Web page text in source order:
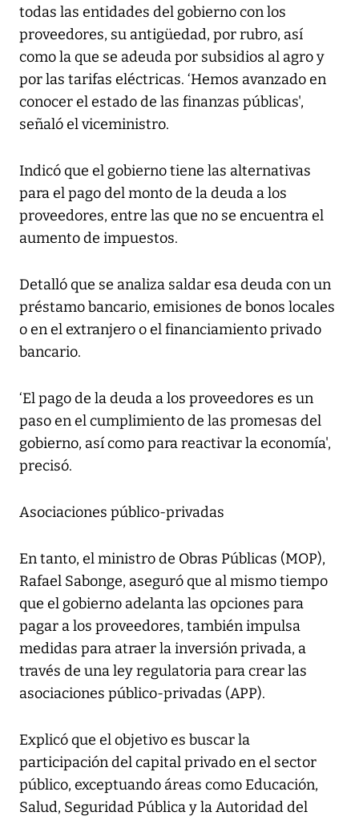
todas las entidades del gobierno con los
proveedores, su antigüedad, por rubro, así
como la que se adeuda por subsidios al agro y
por las tarifas eléctricas. ‘Hemos avanzado en
conocer el estado de las finanzas públicas',
señaló el viceministro.
Indicó que el gobierno tiene las alternativas
para el pago del monto de la deuda a los
proveedores, entre las que no se encuentra el
aumento de impuestos.
Detalló que se analiza saldar esa deuda con un
préstamo bancario, emisiones de bonos locales
o en el extranjero o el financiamiento privado
bancario.
‘El pago de la deuda a los proveedores es un
paso en el cumplimiento de las promesas del
gobierno, así como para reactivar la economía',
precisó.
Asociaciones público-privadas
En tanto, el ministro de Obras Públicas (MOP),
Rafael Sabonge, aseguró que al mismo tiempo
que el gobierno adelanta las opciones para
pagar a los proveedores, también impulsa
medidas para atraer la inversión privada, a
través de una ley regulatoria para crear las
asociaciones público-privadas (APP).
Explicó que el objetivo es buscar la
participación del capital privado en el sector
público, exceptuando áreas como Educación,
Salud, Seguridad Pública y la Autoridad del